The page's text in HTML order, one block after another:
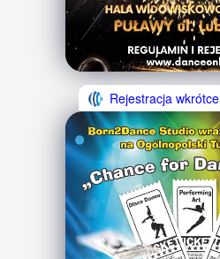
Rejestracja wkrótce